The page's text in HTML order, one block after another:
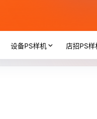
设备PS样机 店招PS样